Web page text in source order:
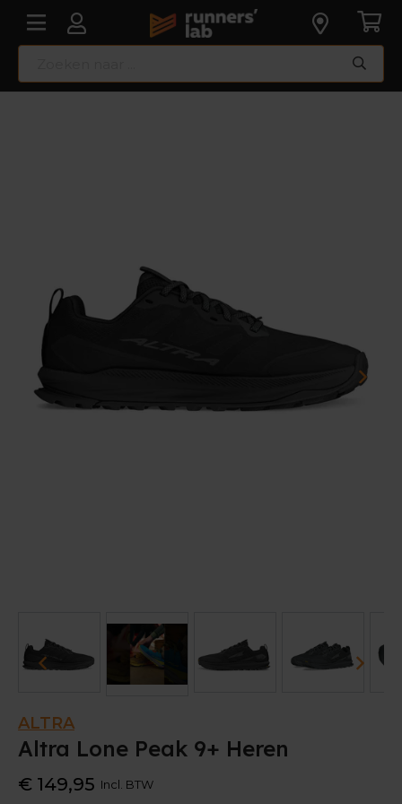
ALTRA
Altra Lone Peak 9+ Heren
€ 149,95 Incl. BTW